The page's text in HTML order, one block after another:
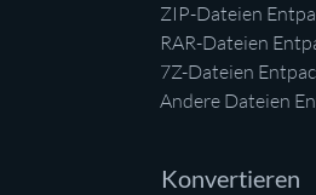
ZIP-Dateien
RAR-Dateien
7Z-Dateien
Andere Dateien
Konvertieren